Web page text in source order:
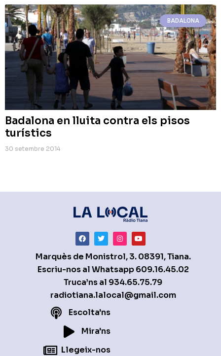
BADALONA
Badalona en lluita contra els pisos
turístics
30 setembre 2014
Marquès de Monistrol, 3. 08391, Tiana.
Escriu-nos al Whatsapp609.16.45.02
Truca’ns al 934.65.75.79
radiotiana.lalocal@gmail.com
Escolta'ns
Mira'ns
Llegeix-nos